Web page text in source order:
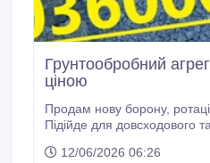
Грунтообробний
ціною
Продам нову борону, ротаційну, захват 6 метрів.
Підійде для довсходового
просапних, технічних). Справиться з задачами
12/06/2026 06:26